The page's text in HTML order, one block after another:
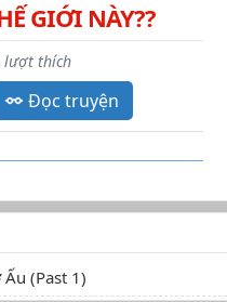
GIỚI NÀY??
lượt thích
Đọc truyện
(Past 1)